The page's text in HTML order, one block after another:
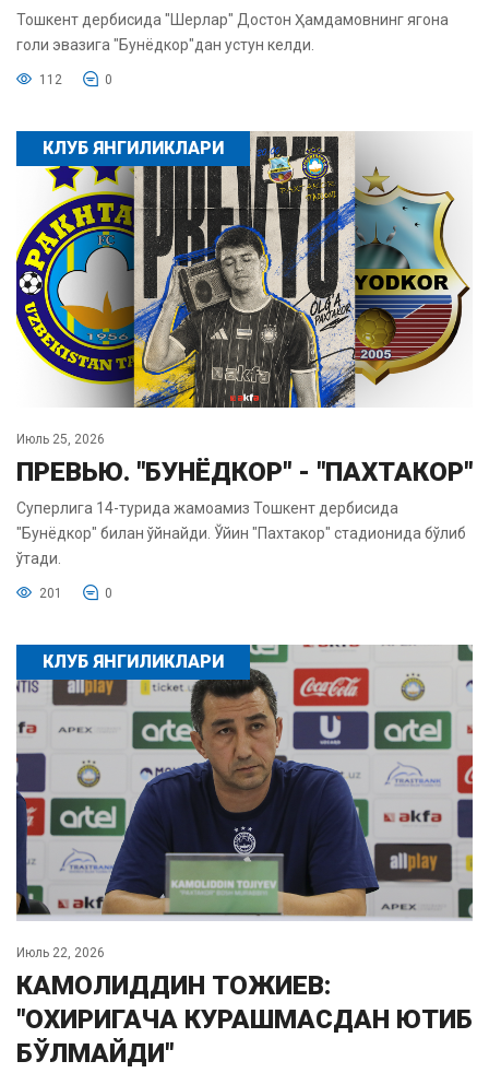
Тошкент дербисида "Шерлар" Достон Ҳамдамовнинг ягона
голи эвазига "Бунёдкор"дан устун келди.
112 0
КЛУБ ЯНГИЛИКЛАРИ
Июль 25, 2026
ПРЕВЬЮ. "БУНЁДКОР" - "ПАХТАКОР"
Суперлига 14-турида жамоамиз Тошкент дербисида
"Бунёдкор" билан ўйнайди. Ўйин "Пахтакор" стадионида бўлиб
ўтади.
201 0
КЛУБ ЯНГИЛИКЛАРИ
Июль 22, 2026
КАМОЛИДДИН ТОЖИЕВ:
"ОХИРИГАЧА КУРАШМАСДАН ЮТИБ
БЎЛМАЙДИ"